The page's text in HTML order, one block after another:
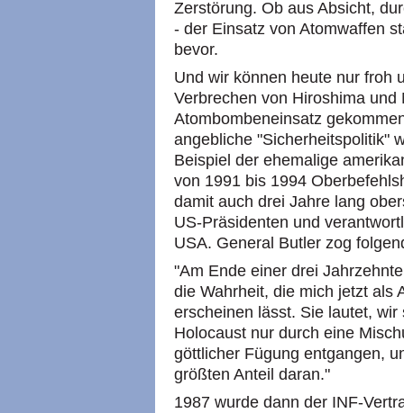
Zerstörung. Ob aus Absicht,
- der Einsatz von Atomwaffen
bevor.
Und wir können heute nur froh
Verbrechen von Hiroshima
Atombombeneinsatz
angebliche "Sicherheitspolitik"
Beispiel der ehemalige
von 1991 bis 1994
damit auch drei Jahre lang
US-Präsidenten und
USA. General Butler zog
"Am Ende einer drei
die Wahrheit, die mich jetzt als
erscheinen lässt. Sie lautet,
Holocaust nur durch eine
göttlicher Fügung entgangen,
größten Anteil daran."
1987 wurde dann der INF-